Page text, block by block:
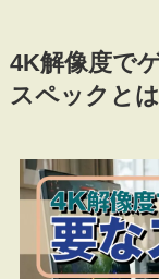
4K解像度で
スペックとは